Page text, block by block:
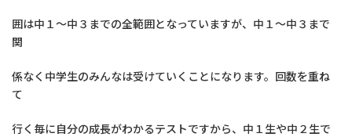
囲は中１～中３までの全範囲となっていますが、中１～中３まで
関
係なく中学生のみんなは受けていくことになります。回数を重ね
て
行く毎に自分の成長がわかるテストですから、中１生や中２生で